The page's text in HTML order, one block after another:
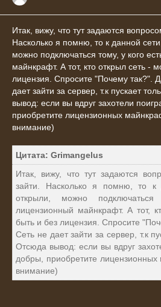
Итак, вижу, что тут задаются
Насколько я помню, то к данной
можно подключаться тому, у кого
майнкрафт. А тот, кто открыл сеть -
лицензия. Спросите "Почему так?".
дает зайти за сервер, т.к пускает
вывод: если вы вдруг захотели
приобретите лицензионных
внимание)
Цитата: Grimangelus
Итак, вижу, что тут задаются
зайти. Насколько я помню, то к
открыли, можно
лицензионный майнкрафт. А тот,
быть и без лицензия. Спросите
Сеть не дает зайти за сервер, т.к
Отсюда вывод: если вы вдруг
добры, приобретите
внимание)